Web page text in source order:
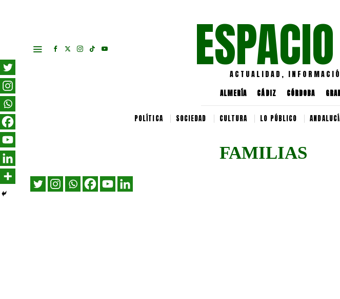
ACTUALIDAD,
ALMERÍA CÁDIZ CÓRDOBA
POLÍTICA SOCIEDAD CULTURA LO PÚBLICO
FAMILIAS